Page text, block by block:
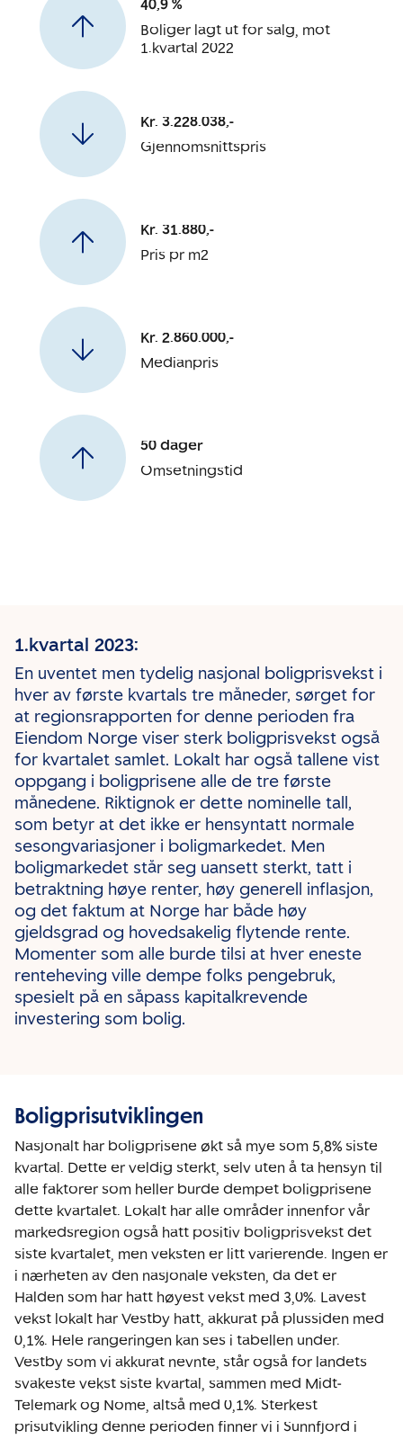
40,9 %
Boliger lagt ut for salg, mot
1.kvartal 2022
Kr. 3.228.038,-
Gjennomsnittspris
Kr. 31.880,-
Pris pr m2
Kr. 2.860.000,-
Medianpris
50 dager
Omsetningstid
1.kvartal 2023:
En uventet men tydelig nasjonal boligprisvekst i
hver av første kvartals tre måneder, sørget for
at regionsrapporten for denne perioden fra
Eiendom Norge viser sterk boligprisvekst også
for kvartalet samlet. Lokalt har også tallene vist
oppgang i boligprisene alle de tre første
månedene. Riktignok er dette nominelle tall,
som betyr at det ikke er hensyntatt normale
sesongvariasjoner i boligmarkedet. Men
boligmarkedet står seg uansett sterkt, tatt i
betraktning høye renter, høy generell inflasjon,
og det faktum at Norge har både høy
gjeldsgrad og hovedsakelig flytende rente.
Momenter som alle burde tilsi at hver eneste
renteheving ville dempe folks pengebruk,
spesielt på en såpass kapitalkrevende
investering som bolig.
Boligprisutviklingen
Nasjonalt har boligprisene økt så mye som 5,8% siste
kvartal. Dette er veldig sterkt, selv uten å ta hensyn til
alle faktorer som heller burde dempet boligprisene
dette kvartalet. Lokalt har alle områder innenfor vår
markedsregion også hatt positiv boligprisvekst det
siste kvartalet, men veksten er litt varierende. Ingen er
i nærheten av den nasjonale veksten, da det er
Halden som har hatt høyest vekst med 3,0%. Lavest
vekst lokalt har Vestby hatt, akkurat på plussiden med
0,1%. Hele rangeringen kan ses i tabellen under.
Vestby som vi akkurat nevnte, står også for landets
svakeste vekst siste kvartal, sammen med Midt-
Telemark og Nome, altså med 0,1%. Sterkest
prisutvikling denne perioden finner vi i Sunnfjord i